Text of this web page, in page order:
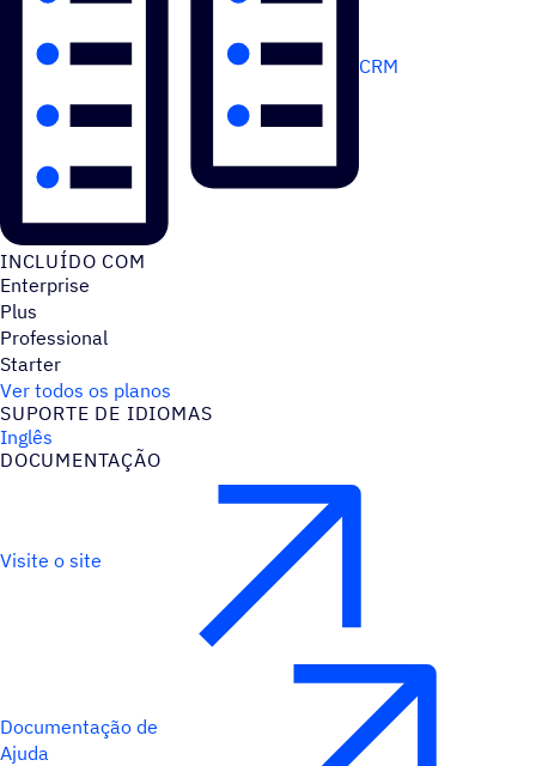
CRM
INCLUÍDO COM
Enterprise
Plus
Professional
Starter
Ver todos os planos
SUPORTE DE IDIOMAS
Inglês
DOCUMENTAÇÃO
Visite o site
Documentação de
Ajuda